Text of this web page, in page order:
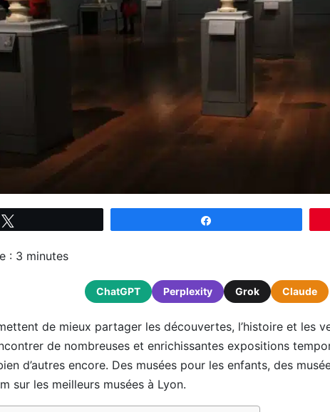
: 3 minutes
ChatGPT Perplexity Grok Claude
de mieux partager les découvertes, l’histoire et les
de nombreuses et enrichissantes expositions
d’autres encore. Des musées pour les enfants, des
sur les meilleurs musées à Lyon.